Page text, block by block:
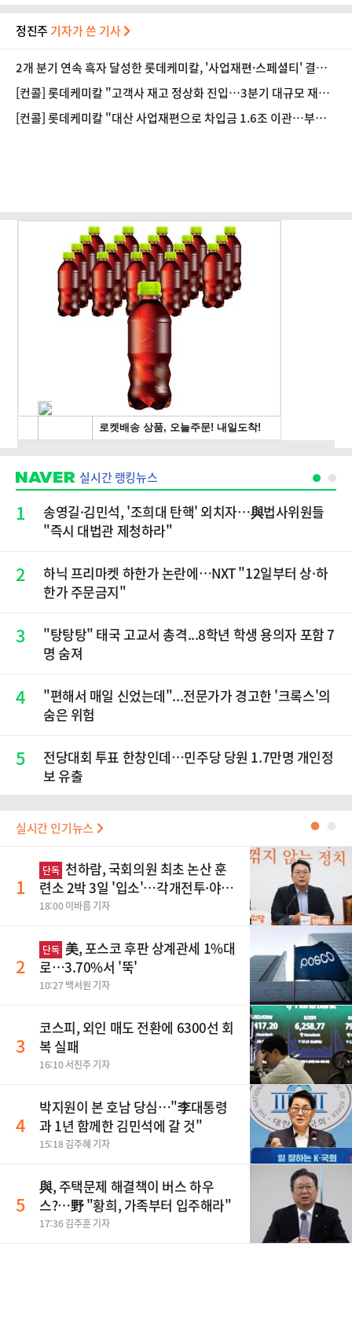
정진주 기자가 쓴 기사
2개 분기 연속 흑자 달성한 롯데케미칼, '사업재편·스페셜티' 결실
(종합)
[컨콜] 롯데케미칼 "고객사 재고 정상화 진입…3분기 대규모 재고
축적 가능성 제한적"
[컨콜] 롯데케미칼 "대산 사업재편으로 차입금 1.6조 이관…부채
실시간 랭킹뉴스
1
송영길·김민석, '조희대 탄핵' 외치자…與법사위원들
"즉시 대법관 제청하라"
2
하닉 프리마켓 하한가 논란에…NXT "12일부터 상·하
한가 주문금지"
3
"탕탕탕" 태국 고교서 총격...8학년 학생 용의자 포함 7
명 숨져
4
"편해서 매일 신었는데"...전문가가 경고한 '크록스'의
숨은 위험
5
전당대회 투표 한창인데…민주당 당원 1.7만명 개인정
보 유출
실시간 인기뉴스 ●
1
단독 천하람, 국회의원 최초 논산 훈
련소 2박 3일 '입소'…각개전투·야간
행군 한다
18:00 이바름 기자
2
단독 美, 포스코 후판 상계관세 1%대
로…3.70%서 '뚝'
10:27 백서원 기자
3
코스피, 외인 매도 전환에 6300선 회
복 실패
16:10 서진주 기자
4
박지원이 본 호남 당심…"李대통령
과 1년 함께한 김민석에 갈 것"
15:18 김주혜 기자
5
與, 주택문제 해결책이 버스 하우
스?…野 "황희, 가족부터 입주해라"
17:36 김주훈 기자